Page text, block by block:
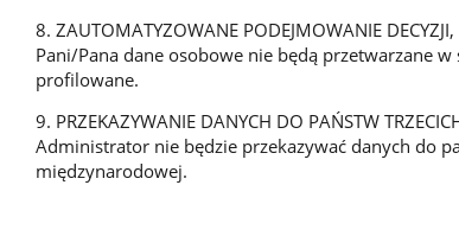
8. ZAUTOMATYZOWANE PODEJMOWANIE
Pani/Pana dane osobowe nie będą przetwarzane
profilowane.
9. PRZEKAZYWANIE DANYCH DO PAŃSTW
Administrator nie będzie przekazywać danych do
międzynarodowej.